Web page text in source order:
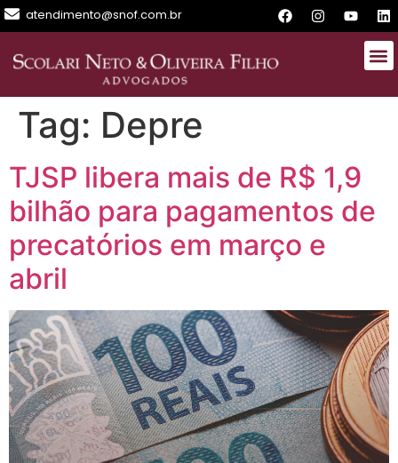
atendimento@snof.com.br
Tag: Depre
TJSP libera mais de R$ 1,9
bilhão para pagamentos de
precatórios em março e
abril